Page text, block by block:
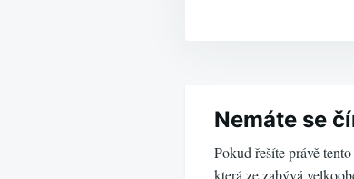
pro
příspěvek
Nemáte se
Pokud řešíte právě